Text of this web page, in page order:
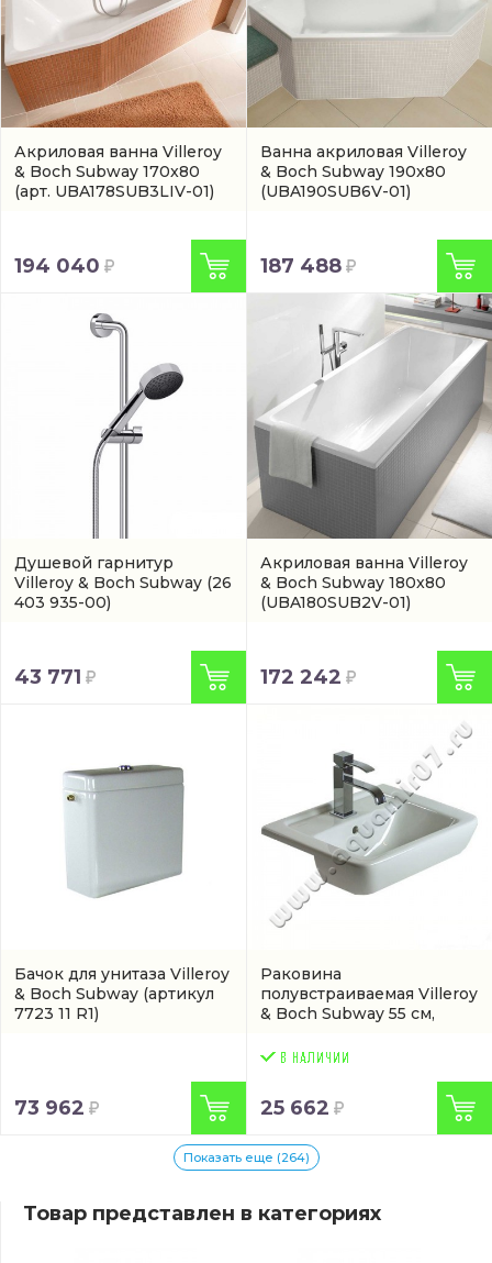
Акриловая ванна Villeroy
& Boch Subway 170x80
(арт. UBA178SUB3LIV-01)
194 040
Ванна акриловая Villeroy
& Boch Subway 190x80
(UBA190SUB6V-01)
187 488
Душевой гарнитур
Villeroy & Boch Subway (26
403 935-00)
43 771
Акриловая ванна Villeroy
& Boch Subway 180x80
(UBA180SUB2V-01)
172 242
Бачок для унитаза Villeroy
& Boch Subway (артикул
7723 11 R1)
73 962
Раковина
полувстраиваемая Villeroy
& Boch Subway 55 см,
глянец/white alpin
25 662
Показать еще (264)
Товар представлен в категориях